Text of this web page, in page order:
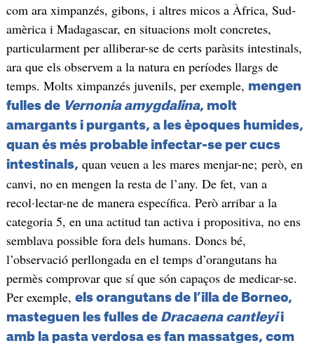
com ara ximpanzés, gibons, i altres micos a Àfrica, Sud-
amèrica i Madagascar, en situacions molt concretes,
particularment per alliberar-se de certs paràsits intestinals,
ara que els observem a la natura en períodes llargs de
temps. Molts ximpanzés juvenils, per exemple, mengen
fulles de Vernonia amygdalina, molt
amargants i purgants, a les èpoques humides,
quan és més probable infectar-se per cucs
intestinals, quan veuen a les mares menjar-ne; però, en
canvi, no en mengen la resta de l’any. De fet, van a
recol·lectar-ne de manera específica. Però arribar a la
categoria 5, en una actitud tan activa i propositiva, no ens
semblava possible fora dels humans. Doncs bé,
l’observació perllongada en el temps d’orangutans ha
permès comprovar que sí que són capaços de medicar-se.
Per exemple, els orangutans de l’illa de Borneo,
masteguen les fulles de Dracaena cantleyii
amb la pasta verdosa es fan massatges, com